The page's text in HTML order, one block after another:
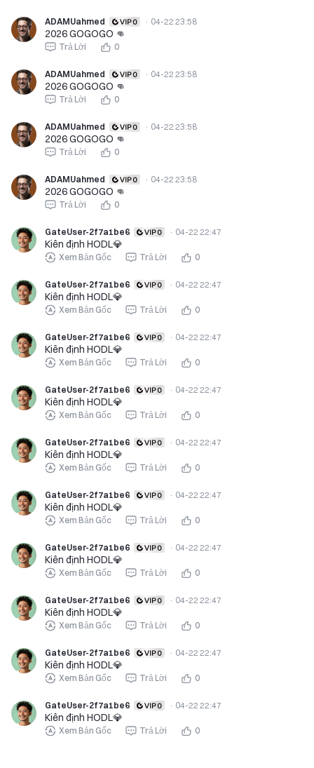
ADAMUahmed · 04-22 23:58
2026 GOGOGO 👊
Trả Lời 0
ADAMUahmed · 04-22 23:58
2026 GOGOGO 👊
Trả Lời 0
ADAMUahmed · 04-22 23:58
2026 GOGOGO 👊
Trả Lời 0
ADAMUahmed · 04-22 23:58
2026 GOGOGO 👊
Trả Lời 0
GateUser-2f7a1be6 · 04-22 22:47
Kiên định HODL💎
Xem Bản Gốc Trả Lời 0
GateUser-2f7a1be6 · 04-22 22:47
Kiên định HODL💎
Xem Bản Gốc Trả Lời 0
GateUser-2f7a1be6 · 04-22 22:47
Kiên định HODL💎
Xem Bản Gốc Trả Lời 0
GateUser-2f7a1be6 · 04-22 22:47
Kiên định HODL💎
Xem Bản Gốc Trả Lời 0
GateUser-2f7a1be6 · 04-22 22:47
Kiên định HODL💎
Xem Bản Gốc Trả Lời 0
GateUser-2f7a1be6 · 04-22 22:47
Kiên định HODL💎
Xem Bản Gốc Trả Lời 0
GateUser-2f7a1be6 · 04-22 22:47
Kiên định HODL💎
Xem Bản Gốc Trả Lời 0
GateUser-2f7a1be6 · 04-22 22:47
Kiên định HODL💎
Xem Bản Gốc Trả Lời 0
GateUser-2f7a1be6 · 04-22 22:47
Kiên định HODL💎
Xem Bản Gốc Trả Lời 0
GateUser-2f7a1be6 · 04-22 22:47
Kiên định HODL💎
Xem Bản Gốc Trả Lời 0